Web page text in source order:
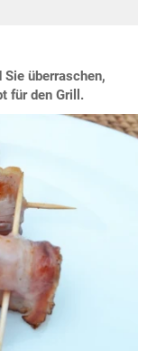
überraschen,
für den Grill.